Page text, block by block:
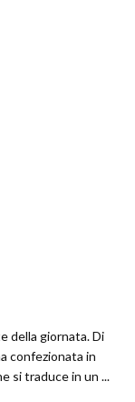
della giornata. Di
confezionata in
si traduce in un ...